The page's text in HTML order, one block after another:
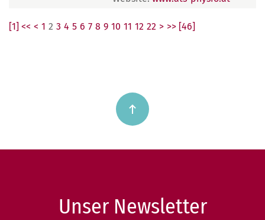
[1] << < 1 2 3 4 5 6 7 8 9 10 11 12 22 > >> [46]
Unser Newsletter